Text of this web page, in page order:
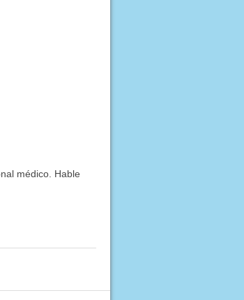
médico. Hable